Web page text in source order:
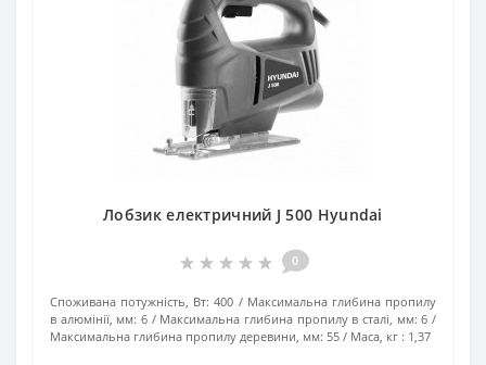
Лобзик електричний J 500 Hyundai
0
Споживана потужність, Вт: 400
Максимальна глибина пропилу
в алюмінії, мм: 6 Максимальна глибина пропилу в сталі, мм: 6
Максимальна глибина пропилу деревини, мм: 55 Маса, кг : 1,37